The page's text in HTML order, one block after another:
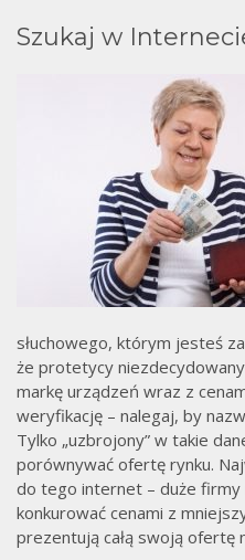
Szukaj w
słuchowego, którym jesteś
że protetycy
markę urządzeń wraz z
weryfikację – nalegaj, by
Tylko „uzbrojony” w takie
porównywać ofertę rynku.
do tego internet – duże
konkurować cenami z
prezentują całą swoją ofertę